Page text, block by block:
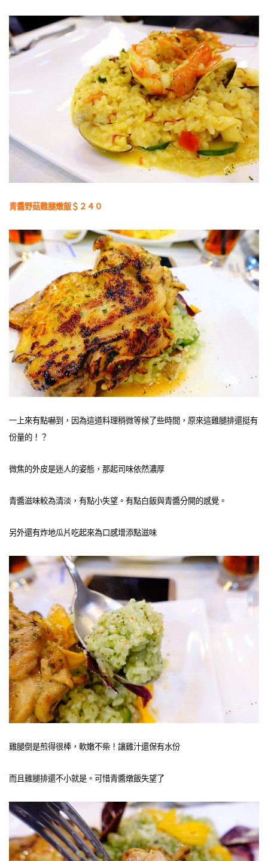
青醬野菇雞腿燉飯＄２４０
一上來有點嚇到，因為這道料理稍微等候了些時間，原來這雞腿排還挺有
份量的！？
微焦的外皮是迷人的姿態，那起司味依然濃厚
青醬滋味較為清淡，有點小失望。有點白飯與青醬分開的感覺。
另外還有炸地瓜片吃起來為口感增添點滋味
雞腿倒是煎得很棒，軟嫩不柴！讓雞汁還保有水份
而且雞腿排還不小就是。可惜青醬燉飯失望了